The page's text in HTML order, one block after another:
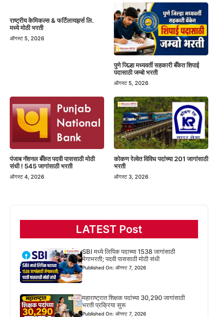
राष्ट्रीय केमिकल्स & फर्टिलायझर्स लि.
मध्ये मोठी भरती
ऑगस्ट 5, 2026
पुणे जिल्हा मध्यवर्ती सहकारी बँकेत शिपाई
पदासाठी जम्बो भरती
ऑगस्ट 5, 2026
पंजाब नॅशनल बँकेत पदवी पाससाठी मोठी
संधी ! 545 जागांसाठी भरती
ऑगस्ट 4, 2026
कोकण रेल्वेत विविध पदांच्या 201 जागांसाठी
भरती
ऑगस्ट 3, 2026
LATEST Post
SBI मध्ये लिपिक पदाच्या 1538 जागांसाठी
मेगाभरती; पदवी पाससाठी मोठी संधी
Published On: ऑगस्ट 7, 2026
महाराष्ट्रात शिक्षक पदांच्या 30,290 जागांसाठी
भरती प्रक्रिया सुरू
Published On: ऑगस्ट 7, 2026